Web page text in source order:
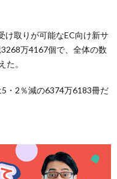
け取りが可能なEC向け新サ
万4167個で、全体の数
た。
・2％減の6374万6183冊だ